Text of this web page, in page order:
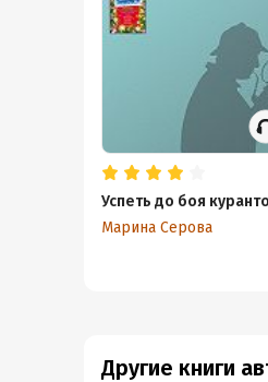
Другие книги
Успеть до боя
Марина Серова